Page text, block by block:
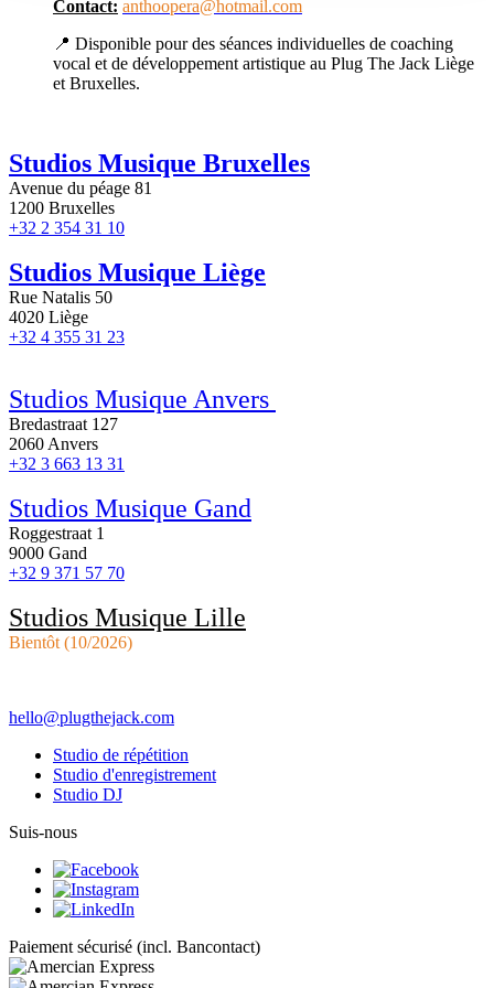
language — and to understand how you use the site. We
may also use them to show you relevant content and
ads.
Contact: anthoopera@hotmail.com
📍 Disponible pour des séances individuelles de coaching
vocal et de développement artistique au Plug The Jack Liège
et Bruxelles.
Studios Musique Bruxelles
Avenue du péage 81
1200 Bruxelles
+32 2 354 31 10
Studios Musique Liège
Rue Natalis 50
4020 Liège
+32 4 355 31 23
Studios Musique Anvers
Bredastraat 127
2060 Anvers
+32 3 663 13 31
Studios Musique Gand
Roggestraat 1
9000 Gand
+32 9 371 57 70
Studios Musique Lille
Bientôt (10/2026)
hello@plugthejack.com
Studio de répétition
Studio d'enregistrement
Studio DJ
Suis-nous
Paiement sécurisé (incl. Bancontact)